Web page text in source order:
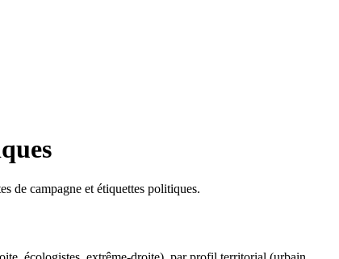
de campagne et étiquettes politiques.